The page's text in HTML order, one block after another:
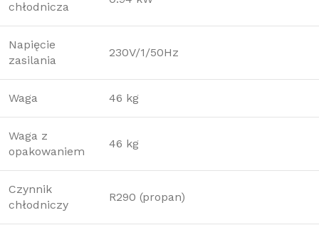
chłodnicza
Napięcie
zasilania
230V/1/50Hz
Waga 46 kg
Waga z
opakowaniem
46 kg
Czynnik
chłodniczy
R290 (propan)